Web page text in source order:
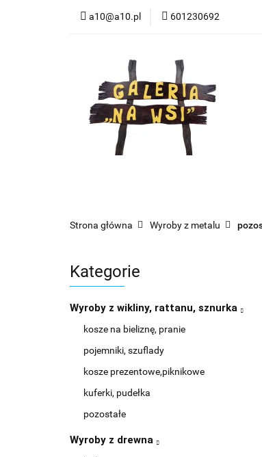
a10@a10.pl 601230692
Strona główna Wyroby z metalu
Kategorie
Wyroby z wikliny, rattanu, sznurka
kosze na bieliznę, pranie
pojemniki, szuflady
kosze prezentowe,piknikowe
kuferki, pudełka
pozostałe
Wyroby z drewna